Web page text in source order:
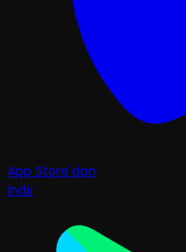
App Store'dan
İndir